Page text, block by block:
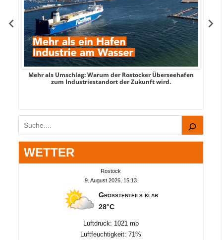
Mehr als Umschlag: Warum der Rostocker Überseehafen
zum Industriestandort der Zukunft wird.
Suchen
WETTER
Rostock
9. August 2026, 15:13
Größtenteils klar
28°C
Luftdruck: 1021 mb
Luftfeuchtigkeit: 71%